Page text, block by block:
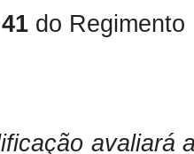
do
avaliará